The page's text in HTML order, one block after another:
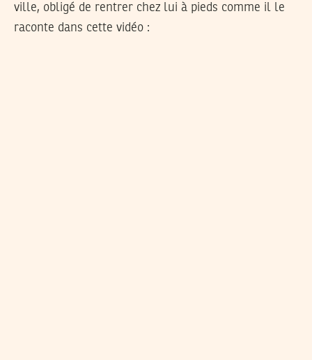
ville, obligé de rentrer chez lui à pieds comme il le
raconte dans cette vidéo :